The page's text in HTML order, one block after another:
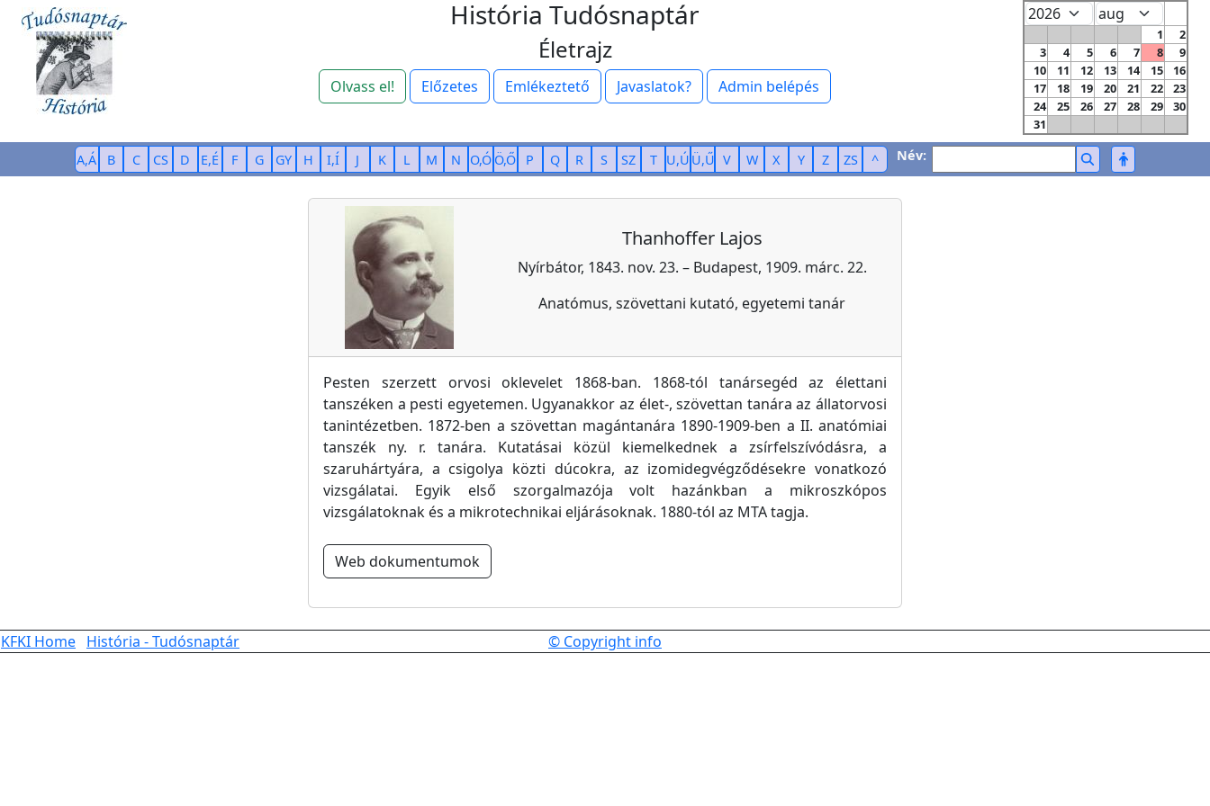
História Tudósnaptár
Életrajz
Olvass el! Előzetes Emlékeztető Javaslatok? Admin belépés
1
2
3
4 5 6 7 8
9
10
11 12 13 14 15
16
17
18 19 20 21 22
23
24
25 26 27 28 29
30
31
A,Á B C CS D E,É F G GY H I,Í J K L M N O,Ó Ö,Ő P Q R S SZ T U,Ú Ü,Ű V W X Y Z ZS ^ Név:
Thanhoffer Lajos
Nyírbátor, 1843. nov. 23. – Budapest, 1909. márc. 22.
Anatómus, szövettani kutató, egyetemi tanár
Pesten szerzett orvosi oklevelet 1868-ban. 1868-tól tanársegéd az élettani
tanszéken a pesti egyetemen. Ugyanakkor az élet-, szövettan tanára az állatorvosi
tanintézetben. 1872-ben a szövettan magántanára 1890-1909-ben a II. anatómiai
tanszék ny. r. tanára. Kutatásai közül kiemelkednek a zsírfelszívódásra, a
szaruhártyára, a csigolya közti dúcokra, az izomidegvégződésekre vonatkozó
vizsgálatai. Egyik első szorgalmazója volt hazánkban a mikroszkópos
vizsgálatoknak és a mikrotechnikai eljárásoknak. 1880-tól az MTA tagja.
Web dokumentumok
KFKI Home História - Tudósnaptár © Copyright info